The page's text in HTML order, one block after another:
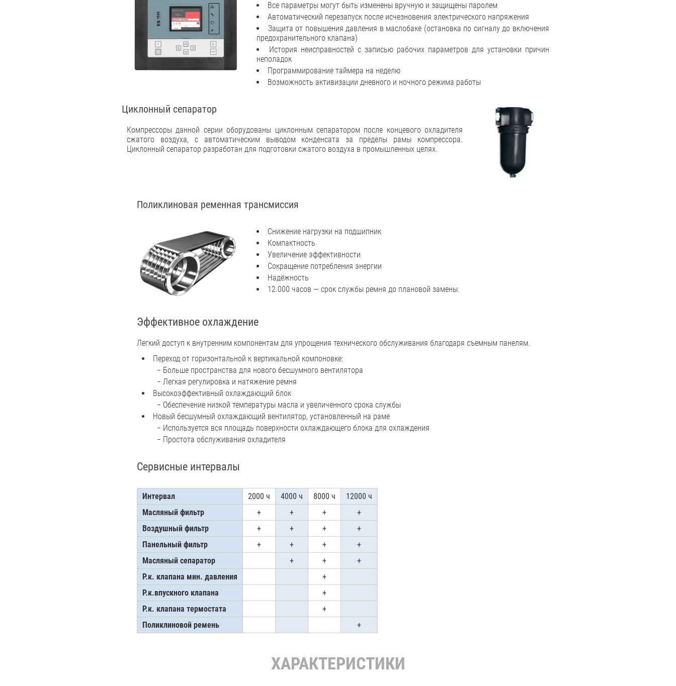
Все параметры могут быть изменены вручную и защищены паролем
Автоматический перезапуск после исчезновения электрического напряжения
Защита от повышения давления в маслобаке (остановка по сигналу до включения
предохранительного клапана)
История неисправностей с записью рабочих параметров для установки причин
неполадок
Программирование таймера на неделю
Возможность активизации дневного и ночного режима работы
Циклонный сепаратор
Компрессоры данной серии оборудованы циклонным сепаратором после концевого охладителя
сжатого воздуха, с автоматическим выводом конденсата за пределы рамы компрессора.
Циклонный сепаратор разработан для подготовки сжатого воздуха в промышленных целях.
Поликлиновая ременная трансмиссия
Снижение нагрузки на подшипник
Компактность
Увеличение эффективности
Сокращение потребления энергии
Надёжность
12.000 часов — срок службы ремня до плановой замены.
Эффективное охлаждение
Легкий доступ к внутренним компонентам для упрощения технического обслуживания благодаря съемным панелям.
Переход от горизонтальной к вертикальной компоновке:
− Больше пространства для нового бесшумного вентилятора
− Легкая регулировка и натяжение ремня
Высокоэффективный охлаждающий блок
− Обеспечение низкой температуры масла и увеличенного срока службы
Новый бесшумный охлаждающий вентилятор, установленный на раме
− Используется вся площадь поверхности охлаждающего блока для охлаждения
− Простота обслуживания охладителя
Сервисные интервалы
Интервал 2000 ч 4000 ч 8000 ч
12000 ч
Масляный фильтр
+ + +
+
Воздушный фильтр
+ + +
+
Панельный фильтр
+ + +
+
Масляный сепаратор
+ +
+
Р.к. клапана мин. давления
+
Р.к.впускного клапана
+
Р.к. клапана термостата
+
Поликлиновой ремень
+
ХАРАКТЕРИСТИКИ